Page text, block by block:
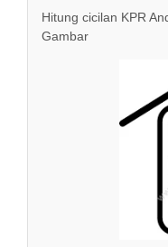
Hitung cicilan KPR
Gambar